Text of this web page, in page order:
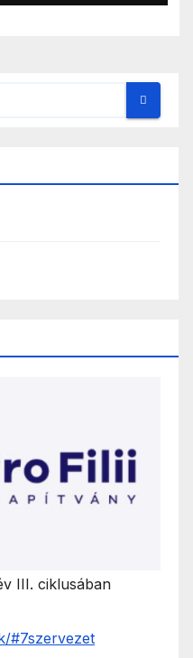
III. ciklusában
#7szervezet